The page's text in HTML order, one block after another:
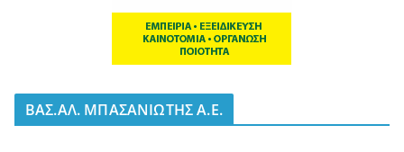
BΑΣ.ΑΛ. ΜΠΑΣΑΝΙΩΤΗΣ Α.Ε.